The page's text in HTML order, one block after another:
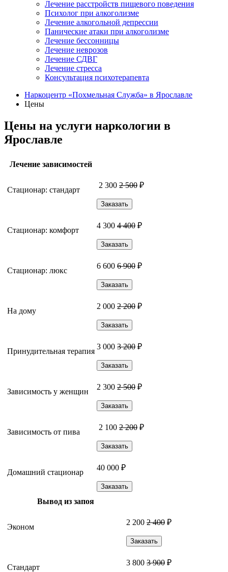
Лечение расстройств пищевого поведения
Психолог при алкоголизме
Лечение алкогольной депрессии
Панические атаки при алкоголизме
Лечение бессонницы
Лечение неврозов
Лечение СДВГ
Лечение стресса
Консультация психотерапевта
Наркоцентр «Похмельная Служба» в Ярославле
Цены
Цены на услуги наркологии в
Ярославле
Лечение зависимостей
Стационар: стандарт
2 300 2 500 ₽
Заказать
Стационар: комфорт
4 300 4 400 ₽
Заказать
Стационар: люкс
6 600 6 900 ₽
Заказать
На дому
2 000 2 200 ₽
Заказать
Принудительная терапия
3 000 3 200 ₽
Заказать
Зависимость у женщин
2 300 2 500 ₽
Заказать
Зависимость от пива
2 100 2 200 ₽
Заказать
Домашний стационар
40 000 ₽
Заказать
Вывод из запоя
Эконом
2 200 2 400 ₽
Заказать
Стандарт
3 800 3 900 ₽